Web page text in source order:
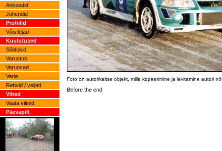
Ankeedid
Juhendid
Profiilid
Võistlejad
Kuulutused
Sõidukid
Varustus
Varuosad
Varia
Rehvid / veljed
Viited
Vaata viiteid
Päevapilt
Foto on autorikaitse objekt, mille kopeerimine ja levitamine autori
Before the end